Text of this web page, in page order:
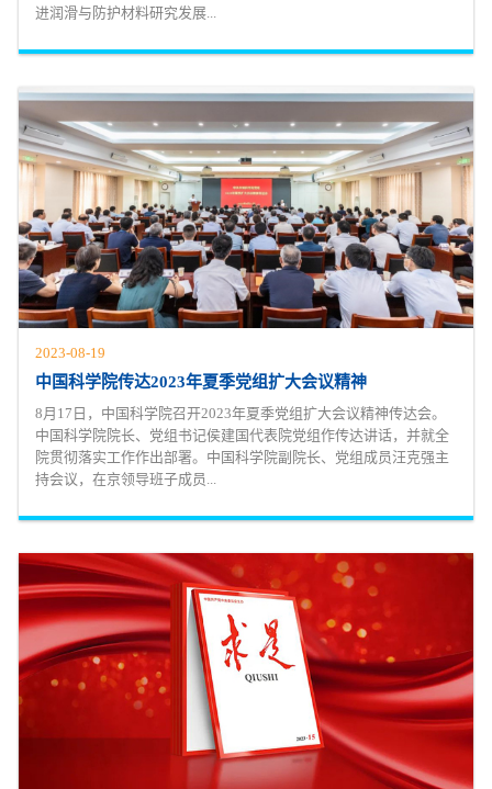
进润滑与防护材料研究发展...
2023-08-19
中国科学院传达2023年夏季党组扩大会议精神
8月17日，中国科学院召开2023年夏季党组扩大会议精神传达会。
中国科学院院长、党组书记侯建国代表院党组作传达讲话，并就全
院贯彻落实工作作出部署。中国科学院副院长、党组成员汪克强主
持会议，在京领导班子成员...